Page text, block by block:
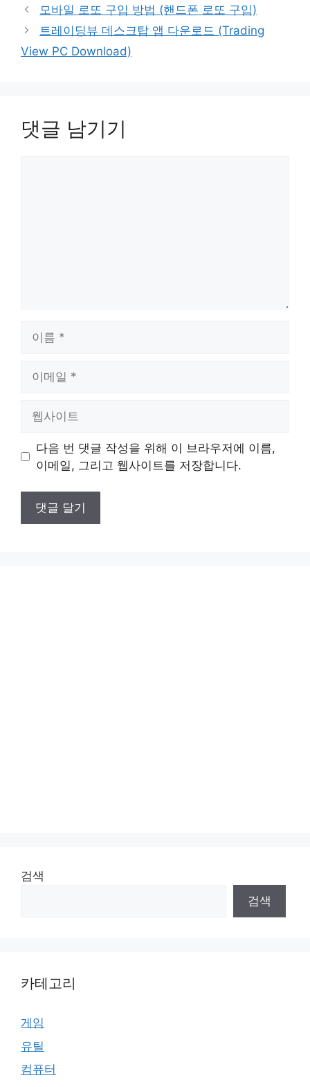
모바일 로또 구입 방법 (핸드폰 로또 구입)
트레이딩뷰 데스크탑 앱 다운로드 (Trading
View PC Download)
댓글 남기기
트
다음 번 댓글 작성을 위해 이 브라우저에 이름,
이메일, 그리고 웹사이트를 저장합니다.
검색
검색
카테고리
게임
유틸
컴퓨터